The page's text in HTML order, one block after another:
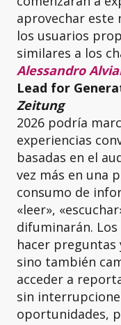
aprovechar este
los usuarios
similares a los
Alessandro
Lead for
Zeitung
2026 podría
experiencias
basadas en el
vez más en una
consumo de
«leer»,
difuminarán.
hacer
sino también
acceder a
sin
oportunidades,